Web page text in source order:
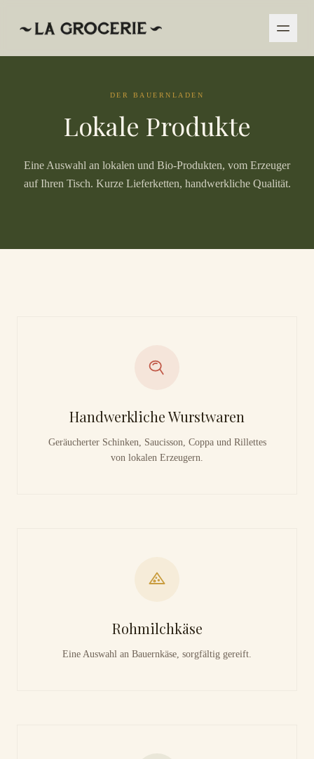
DER BAUERNLADEN
Lokale Produkte
Eine Auswahl an lokalen und Bio-Produkten, vom Erzeuger
auf Ihren Tisch. Kurze Lieferketten, handwerkliche Qualität.
Handwerkliche Wurstwaren
Geräucherter Schinken, Saucisson, Coppa und Rillettes
von lokalen Erzeugern.
Rohmilchkäse
Eine Auswahl an Bauernkäse, sorgfältig gereift.